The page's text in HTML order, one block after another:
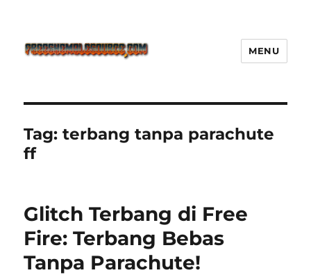
Defense Main Game Ini Pasti
Ketagihan!
MENU
Tag:terbang tanpa parachute
ff
Glitch Terbang di Free
Fire: Terbang Bebas
Tanpa Parachute!